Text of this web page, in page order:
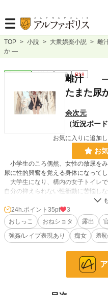
TOP > 小説 > 大衆娯楽小説 > 雌
か ―
長編 R18
雌汁 ―
たまた尿
余次元
（近況ボード
お気に入りに追加
お
小学生のころ偶然、女性の放尿を
尿に性的興奮を覚える身体になってし
大学生になり、構内の女子トイレ
自分の抑えられない性衝動に苦悩し
ものように女子トイレの様子を伺っ
から出てくると、残滓を味わうため
生理用ポーチが忘れてあり、その娘
イレから脱出できるのか、そして、
自分の性癖に悩める男の青春おしっ
※1.「おしっこがのみたくて」から
ら改題（11/1）しました。また戻す
※2.「ＪＫおしっこゴクゴク物語」
24h.ポイント 35pt
3
おしっこ
おねショタ 露出
強姦/レイプ表現あり
痴女 羞恥